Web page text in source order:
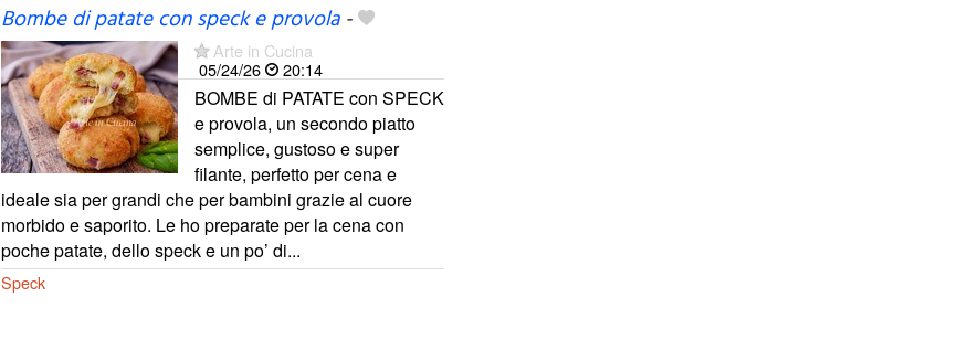
Bombe di patate con speck e provola-
Arte in Cucina
05/24/26
20:14
BOMBE di PATATE con SPECK
e provola, un secondo piatto
semplice, gustoso e super
filante, perfetto per cena e
ideale sia per grandi che per bambini grazie al cuore
morbido e saporito. Le ho preparate per la cena con
poche patate, dello speck e un po’ di...
Speck